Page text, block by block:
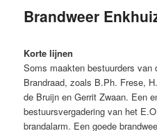
Brandweer
Korte lijnen
Soms maakten bestuurders
Brandraad, zoals B.Ph. Frese,
de Bruijn en Gerrit Zwaan. Een
bestuursvergadering van het
brandalarm. Een goede